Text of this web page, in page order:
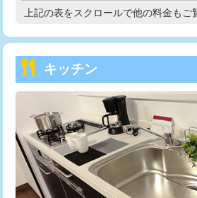
持込商品取付（温水洗浄便座）
持込商品取付（普通便座⇔温水洗浄便
給水管工事※（ホール加工)
給水管工事※（バンド止め)
給水管工事※（支持金具設置)
給水管工事※（保温材使用（バンド止
め込み）)
高度高圧洗浄換
トーラー機使用/3mまで
追加トーラー機使用/3m超え
カメラ調査
桝清掃
止水・漏水調査・防水処理・清掃・修
上記の表をスクロールで他の料金もご
キッチン